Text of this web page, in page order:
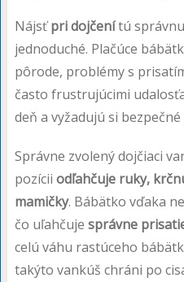
Nájsťpri dojčenítú
jednoduché. Plačúce
pôrode, problémy s
často frustrujúcimi
deň a vyžadujú si
Správne zvolený dojčiaci
pozícii odľahčuje ruky,
mamičky. Bábätko vďaka
čo uľahčuje správne
celú váhu rastúceho
takýto vankúš chráni po